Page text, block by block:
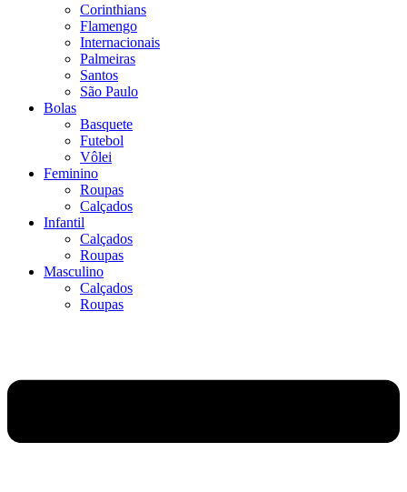
Corinthians
Flamengo
Internacionais
Palmeiras
Santos
São Paulo
Bolas
Basquete
Futebol
Vôlei
Feminino
Roupas
Calçados
Infantil
Calçados
Roupas
Masculino
Calçados
Roupas